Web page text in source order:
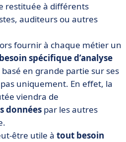
restituée à différents
auditeurs ou autres
fournir à chaque métier un
besoin spécifique d’analyse
basé en grande partie sur ses
uniquement. En effet, la
viendra de
données par les autres
être utile à tout besoin